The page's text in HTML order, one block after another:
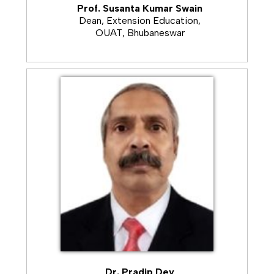
ଫଳାଫଳ ଅନୁସାରେ ଅନୁମୋଦିତ ଖାଦ୍ୟସାର ପ୍ରୟୋଗ କରନ୍ତୁ।
------------------------
ପରିବା ଫସଲରେ ରୋଗ ଓ ପୋକ ପ୍ରାଦୁର୍ଭାବରୁ ଫସଲକୁ ରକ୍ଷା କରିବା ପାଇଁ
କରନ୍ତୁ
------------------------
ନିଜ ଚାଷ ଜମିରୁ ମାଟି ନମୁନା ସଂଗ୍ରହକରି କୃଷି ବିଜ୍ଞାନ କେନ୍ଦ୍ରରେ ପରୀକ୍ଷା
କରି ମୂର୍ତ୍ତିକା ସ୍ବାସ୍ଥ୍ୟ ପତ୍ରିକା ସଂଗ୍ରହ କରନ୍ତୁ I
------------------------
ଖରାଦିନେ ମାଟିରେ ଯଦି ଟିକେ ବତର ଥିବା ଖାଲି ନଛାଡି ଚାଷ କରି ଦିୟନ୍ତୁ
------------------------
ଚାଷୀ ଭାଇମାନେ ରବି ଫସଲ ଅମଳପରେ ଖରାଟିଆ ଚାଷ କରି ଦିୟନ୍ତୁ I
ଟ୍ରାକଟର ଚାଳିତ ମୋଡ ପତ୍ର ଲଙ୍ଗଳା କିମ୍ବା ପ୍ଲେଟ ଲଙ୍ଗଳ ବା ବଳଦ
ଚାଳିତ ମୋଡ ପତ୍ର ଲଙ୍ଗଳ ବ୍ୟବହାର କରି ଚାଷ କରନ୍ତୁ I
------------------------
ଆମ୍ବରେ ଫଳମାଛି ଲାଗିବା ଦାଉରୁ ରକ୍ଷା ପାଇବା ପାଇଁ ଯନ୍ତା ବା TRAP
ବ୍ୟବହାର କରନ୍ତୁ, ଏକର କୁ ପ୍ରାୟ ୮-୧୦ ଟି TRAP ମାଟିରୁ ୨.୫ ଫୁଟ
Prof. Susanta Kumar Swain
Dean, Extension Education,
OUAT, Bhubaneswar